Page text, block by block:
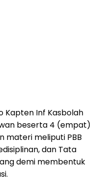
Kapten Inf Kasbolah
beserta 4 (empat)
materi meliputi PBB
dan Tata
demi membentuk